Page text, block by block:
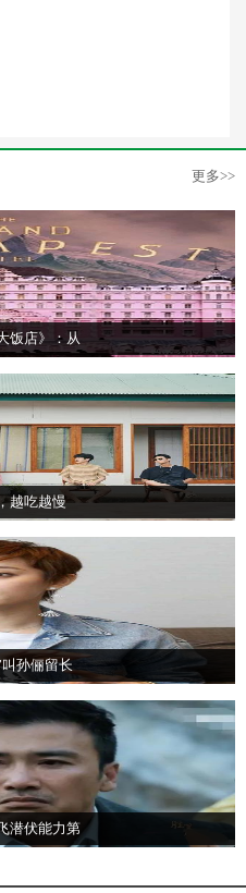
更多>>
饭店》：从
越吃越慢
孙俪留长
潜伏能力第